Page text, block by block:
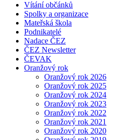
Vítání občánků
Spolky a organizace
Mateřská škola
Podnikatelé
Nadace ČEZ
ČEZ Newsletter
ČEVAK
Oranžový rok
Oranžový rok 2026
Oranžový rok 2025
Oranžový rok 2024
Oranžový rok 2023
Oranžový rok 2022
Oranžový rok 2021
Oranžový rok 2020